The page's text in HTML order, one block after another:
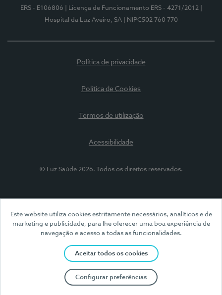
Este website utiliza cookies estritamente necessários, analíticos e de
marketing e publicidade, para lhe oferecer uma boa experiência de
navegação e acesso a todas as funcionalidades.
Aceitar todos os cookies
Configurar preferências
ERS - E106806
| Licença de Funcionamento ERS - 4271/2012
Hospital da Luz Aveiro, SA
| NIPC502 760 770
Política de privacidade
Política de Cookies
Termos de utilização
Acessibilidade
© Luz Saúde 2026. Todos os direitos reservados.